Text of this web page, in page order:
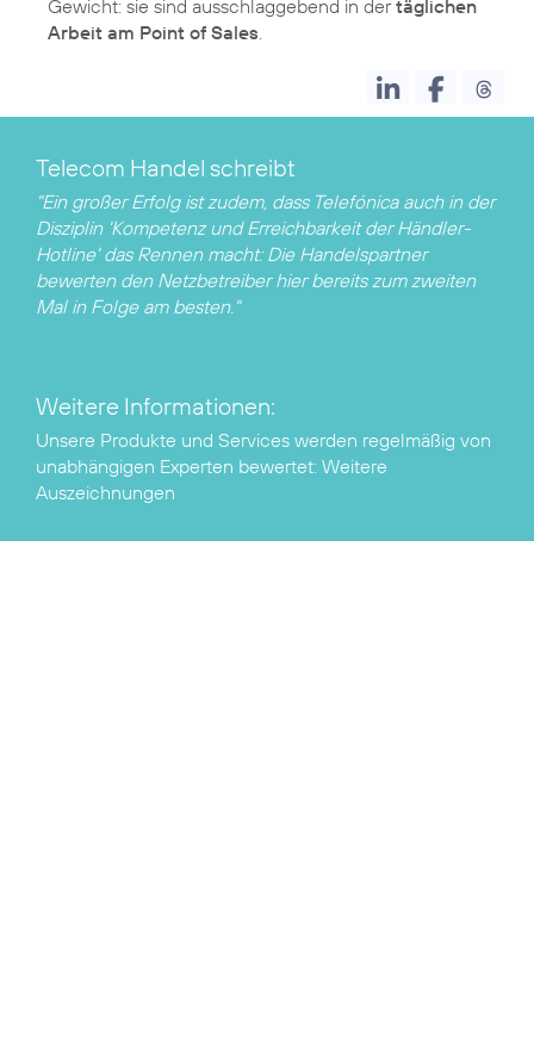
Gewicht: sie sind ausschlaggebend in dertäglichen
Arbeit am Point of Sales
Telecom Handel schreibt
"Ein großer Erfolg ist zudem, dass Telefónica auch in der
Disziplin 'Kompetenz und Erreichbarkeit der Händler-
Hotline' das Rennen macht: Die Handelspartner
bewerten den Netzbetreiber hier bereits zum zweiten
Mal in Folge am besten."
Weitere Informationen:
Unsere Produkte und Services werden regelmäßig von
unabhängigen Experten bewertet: Weitere
Auszeichnungen